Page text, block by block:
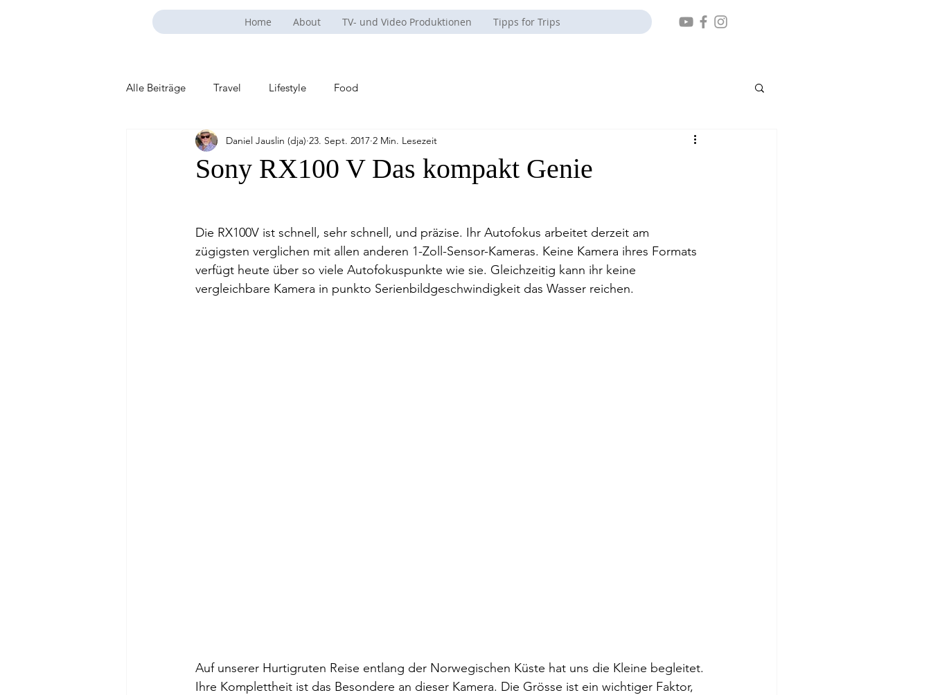
Home About TV- und Video Produktionen Tipps for Trips
Alle Beiträge Travel Lifestyle Food
Sony RX100 V Das kompakt Genie
Daniel Jauslin (dja) 23. Sept. 2017 2 Min. Lesezeit
Die RX100V ist schnell, sehr schnell, und präzise. Ihr Autofokus arbeitet derzeit am
zügigsten verglichen mit allen anderen 1-Zoll-Sensor-Kameras. Keine Kamera ihres Formats
verfügt heute über so viele Autofokuspunkte wie sie. Gleichzeitig kann ihr keine
vergleichbare Kamera in punkto Serienbildgeschwindigkeit das Wasser reichen.
Auf unserer Hurtigruten Reise entlang der Norwegischen Küste hat uns die Kleine begleitet.
Ihre Komplettheit ist das Besondere an dieser Kamera. Die Grösse ist ein wichtiger Faktor,